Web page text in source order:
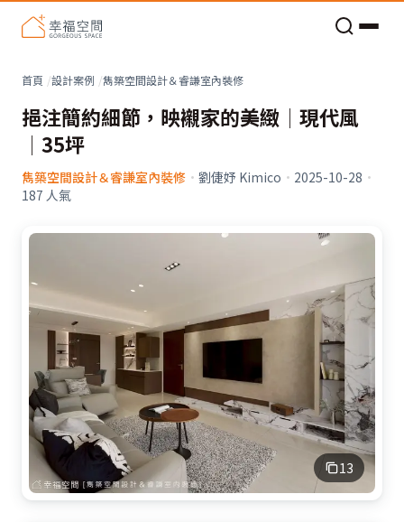
首頁 設計案例 雋築空間設計＆睿謙室內裝修
挹注簡約細節，映襯家的美緻│現代風
│35坪
雋築空間設計＆睿謙室內裝修 · 劉倢妤 Kimico · 2025-10-28 ·
187 人氣
13